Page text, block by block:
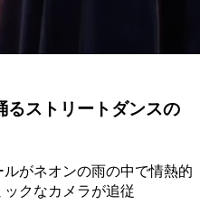
るストリートダンスの
がネオンの雨の中で情熱的
クなカメラが追従